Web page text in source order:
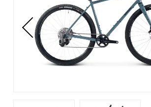
gestes
tels
que
toucher
et
glisser.